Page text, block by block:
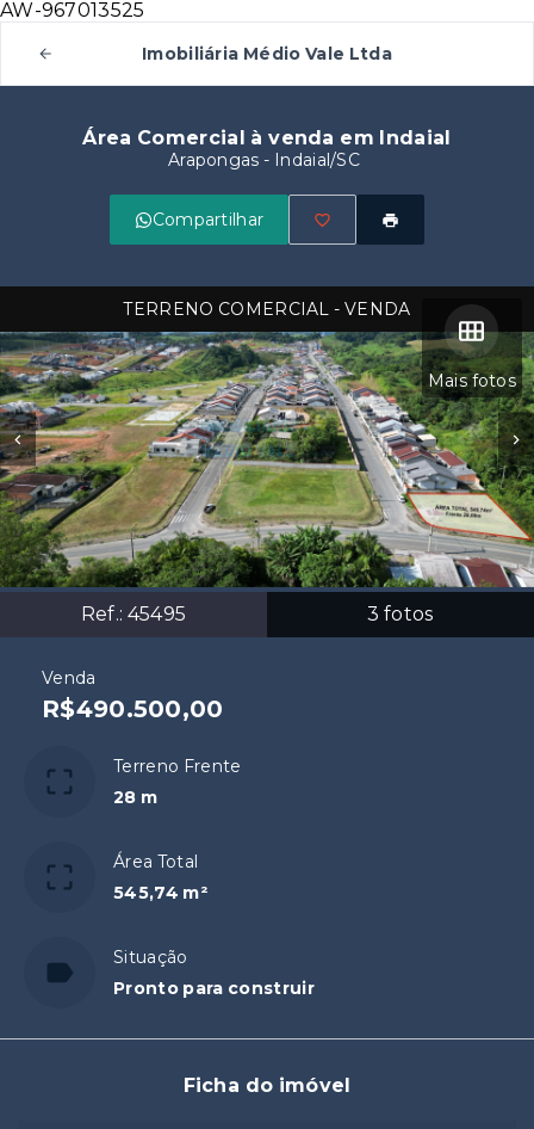
AW-967013525
Imobiliária Médio Vale Ltda
Área Comercial à venda em Indaial
Arapongas - Indaial/SC
Compartilhar
Mais fotos
Ref.: 45495 3 fotos
TERRENO COMERCIAL - VENDA
Venda
R$490.500,00
Terreno Frente
28 m
Área Total
545,74 m²
Situação
Pronto para construir
Ficha do imóvel